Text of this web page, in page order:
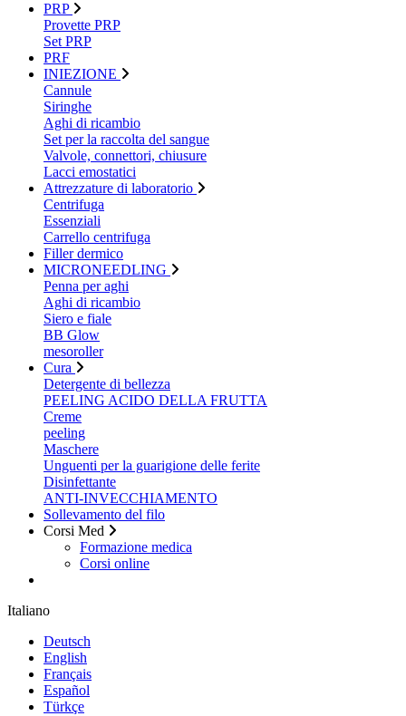
PRP
Provette PRP
Set PRP
PRF
INIEZIONE
Cannule
Siringhe
Aghi di ricambio
Set per la raccolta del sangue
Valvole, connettori, chiusure
Lacci emostatici
Attrezzature di laboratorio
Centrifuga
Essenziali
Carrello centrifuga
Filler dermico
MICRONEEDLING
Penna per aghi
Aghi di ricambio
Siero e fiale
BB Glow
mesoroller
Cura
Detergente di bellezza
PEELING ACIDO DELLA FRUTTA
Creme
peeling
Maschere
Unguenti per la guarigione delle ferite
Disinfettante
ANTI-INVECCHIAMENTO
Sollevamento del filo
Corsi Med
Formazione medica
Corsi online
Italiano
Deutsch
English
Français
Español
Türkçe